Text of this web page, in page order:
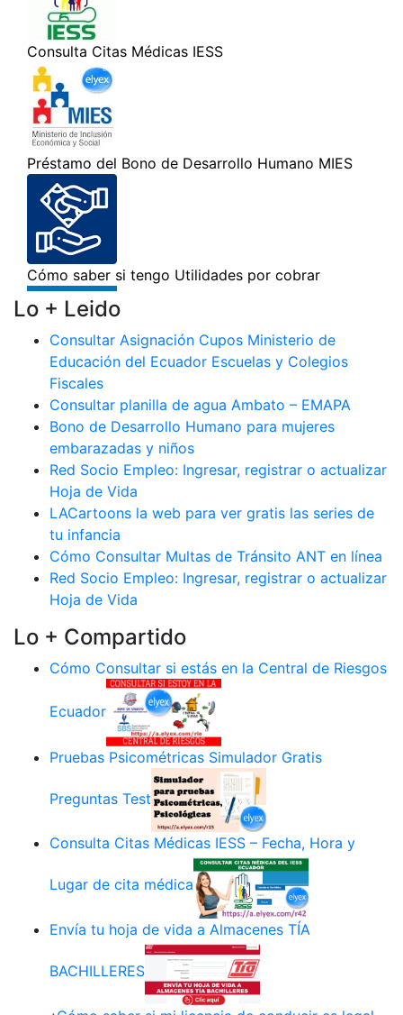
Lo + Leido
Consultar Asignación Cupos Ministerio de
Educación del Ecuador Escuelas y Colegios
Fiscales
Consultar planilla de agua Ambato – EMAPA
Bono de Desarrollo Humano para mujeres
embarazadas y niños
Red Socio Empleo: Ingresar, registrar o actualizar
Hoja de Vida
LACartoons la web para ver gratis las series de
tu infancia
Cómo Consultar Multas de Tránsito ANT en línea
Red Socio Empleo: Ingresar, registrar o actualizar
Hoja de Vida
Lo + Compartido
Cómo Consultar si estás en la Central de Riesgos
Ecuador
Pruebas Psicométricas Simulador Gratis
Preguntas Test
Consulta Citas Médicas IESS – Fecha, Hora y
Lugar de cita médica
Envía tu hoja de vida a Almacenes TÍA
BACHILLERES